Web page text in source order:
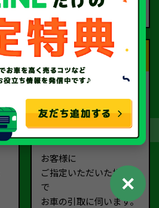
す。
Step.4
お引取り
お客様に
ご指定いただいた場所ま
で
お車の引取に伺います。
✕